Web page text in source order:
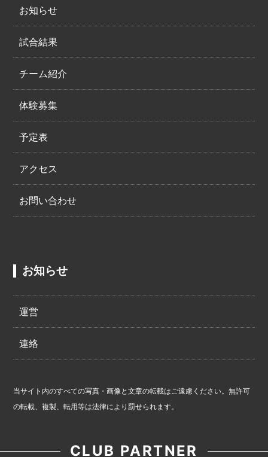
お知らせ
試合結果
チーム紹介
体験募集
予定表
アクセス
お問い合わせ
お知らせ
運営
連絡
当サイト内のすべての写真・画像と文章の転載はご遠慮ください。無許可
の転載、複製、転用等は法律により罰せられます。
CLUB PARTNER